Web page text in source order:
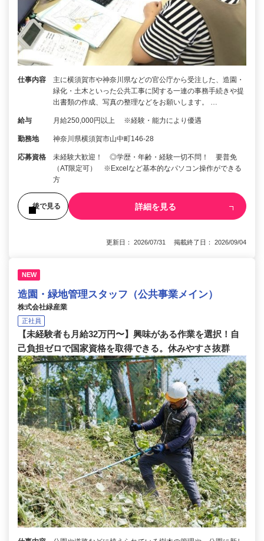
仕事内容
主に横須賀市や神奈川県などの官公庁から受注した、造園・
緑化・土木といった公共工事に関する一連の事務手続きや提
出書類の作成、写真の整理などをお願いします。 …
給与 月給250,000円以上 ※経験・能力により優遇
勤務地 神奈川県横須賀市山中町146-28
応募資格
未経験大歓迎！ ◎学歴・年齢・経験一切不問！ 要普免
（AT限定可） ※Excelなど基本的なパソコン操作ができる
方
後で見る 詳細を見る
更新日： 2026/07/31 掲載終了日： 2026/09/04
NEW
造園・緑地管理スタッフ（公共事業メイン）
株式会社緑産業
正社員
【未経験者も月給32万円〜】興味がある作業を選択！自
己負担ゼロで国家資格を取得できる。休みやすさ抜群